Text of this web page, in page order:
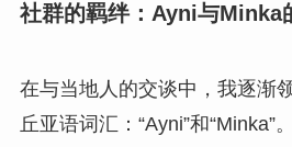
社群的羁绊：Ayni与Minka
在与当地人的交谈中，我逐渐
丘亚语词汇：“Ayni”和“Minka”